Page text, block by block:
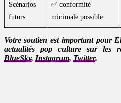
Scénarios
futurs
✅ conformité
minimale possible
Votre soutien est important pour
actualités pop culture sur les
BlueSky, Instagram, Twitter.